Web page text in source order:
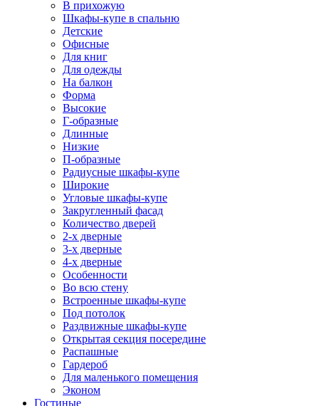
В прихожую
Шкафы-купе в спальню
Детские
Офисные
Для книг
Для одежды
На балкон
Форма
Высокие
Г-образные
Длинные
Низкие
П-образные
Радиусные шкафы-купе
Широкие
Угловые шкафы-купе
Закругленный фасад
Количество дверей
2-х дверные
3-х дверные
4-х дверные
Особенности
Во всю стену
Встроенные шкафы-купе
Под потолок
Раздвижные шкафы-купе
Открытая секция посередине
Распашные
Гардероб
Для маленького помещения
Эконом
Гостиные